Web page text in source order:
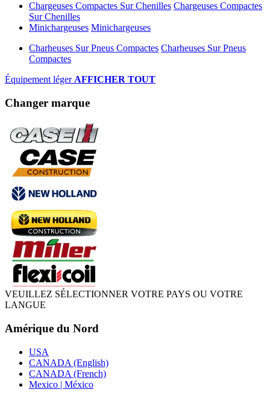
Chargeuses Compactes Sur Chenilles Chargeuses Compactes
Sur Chenilles
Minichargeuses Minichargeuses
Charheuses Sur Pneus Compactes Charheuses Sur Pneus
Compactes
Équipement léger AFFICHER TOUT
Changer marque
VEUILLEZ SÉLECTIONNER VOTRE PAYS OU VOTRE
LANGUE
Amérique du Nord
USA
CANADA (English)
CANADA (French)
Mexico | México